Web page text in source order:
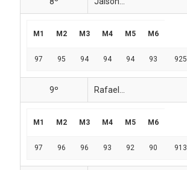
M1 M2 M3 M4 M5 M6
97 95 94 94 94 93 925
9º Rafael...
M1 M2 M3 M4 M5 M6
97 96 96 93 92 90 913